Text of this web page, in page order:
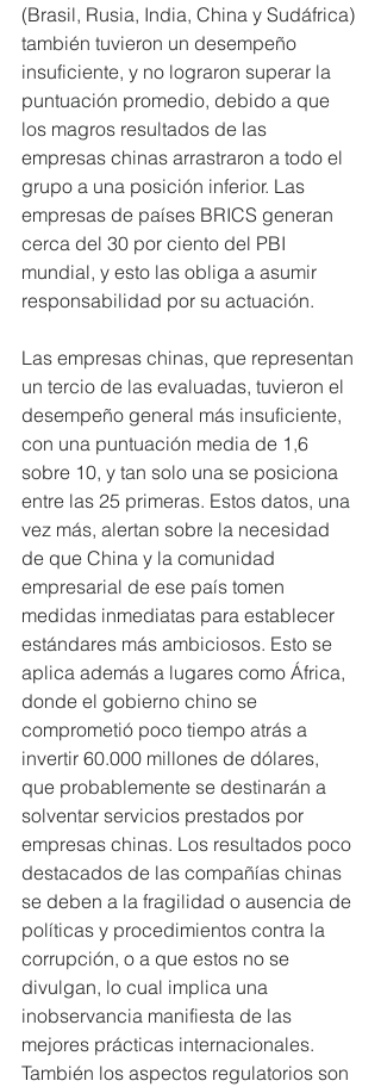
(Brasil, Rusia, India, China y Sudáfrica)
también tuvieron un desempeño
insuficiente, y no lograron superar la
puntuación promedio, debido a que
los magros resultados de las
empresas chinas arrastraron a todo el
grupo a una posición inferior. Las
empresas de países BRICS generan
cerca del 30 por ciento del PBI
mundial, y esto las obliga a asumir
responsabilidad por su actuación.
Las empresas chinas, que representan
un tercio de las evaluadas, tuvieron el
desempeño general más insuficiente,
con una puntuación media de 1,6
sobre 10, y tan solo una se posiciona
entre las 25 primeras. Estos datos, una
vez más, alertan sobre la necesidad
de que China y la comunidad
empresarial de ese país tomen
medidas inmediatas para establecer
estándares más ambiciosos. Esto se
aplica además a lugares como África,
donde el gobierno chino se
comprometió poco tiempo atrás a
invertir 60.000 millones de dólares,
que probablemente se destinarán a
solventar servicios prestados por
empresas chinas. Los resultados poco
destacados de las compañías chinas
se deben a la fragilidad o ausencia de
políticas y procedimientos contra la
corrupción, o a que estos no se
divulgan, lo cual implica una
inobservancia manifiesta de las
mejores prácticas internacionales.
También los aspectos regulatorios son